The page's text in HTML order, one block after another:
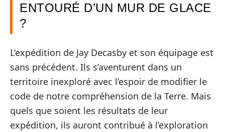
ENTOURÉ D’UN MUR DE GLACE
?
L’expédition de Jay Decasby et son équipage est
sans précédent. Ils s’aventurent dans un
territoire inexploré avec l’espoir de modifier le
code de notre compréhension de la Terre. Mais
quels que soient les résultats de leur
expédition, ils auront contribué à l’exploration